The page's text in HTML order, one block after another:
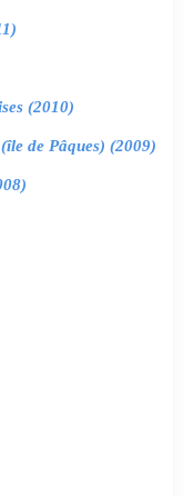
(2010)
de Pâques) (2009)